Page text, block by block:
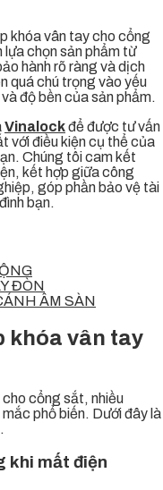
khóa vân tay cho cổng
lựa chọn sản phẩm từ
hành rõ ràng và dịch
quá chú trọng vào yếu
độ bền của sản phẩm.
Vinalockđể được tư vấn
với điều kiện cụ thể của
Chúng tôi cam kết
kết hợp giữa công
góp phần bảo vệ tài
bạn.
ĐÒN
ÂM SÀN
khóa vân tay
cổng sắt, nhiều
phổ biến. Dưới đây là
khi mất điện